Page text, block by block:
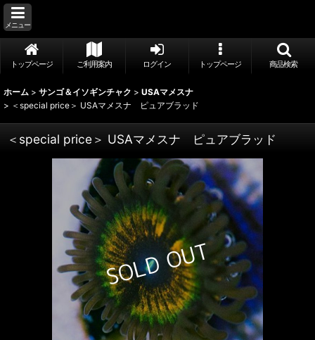
メニュー
トップページ ご利用案内 ログイン トップページ 商品検索
ホーム > サンゴ＆イソギンチャク > USAマメスナ
> ＜special price＞ USAマメスナ ピュアブラッド
＜special price＞ USAマメスナ ピュアブラッド